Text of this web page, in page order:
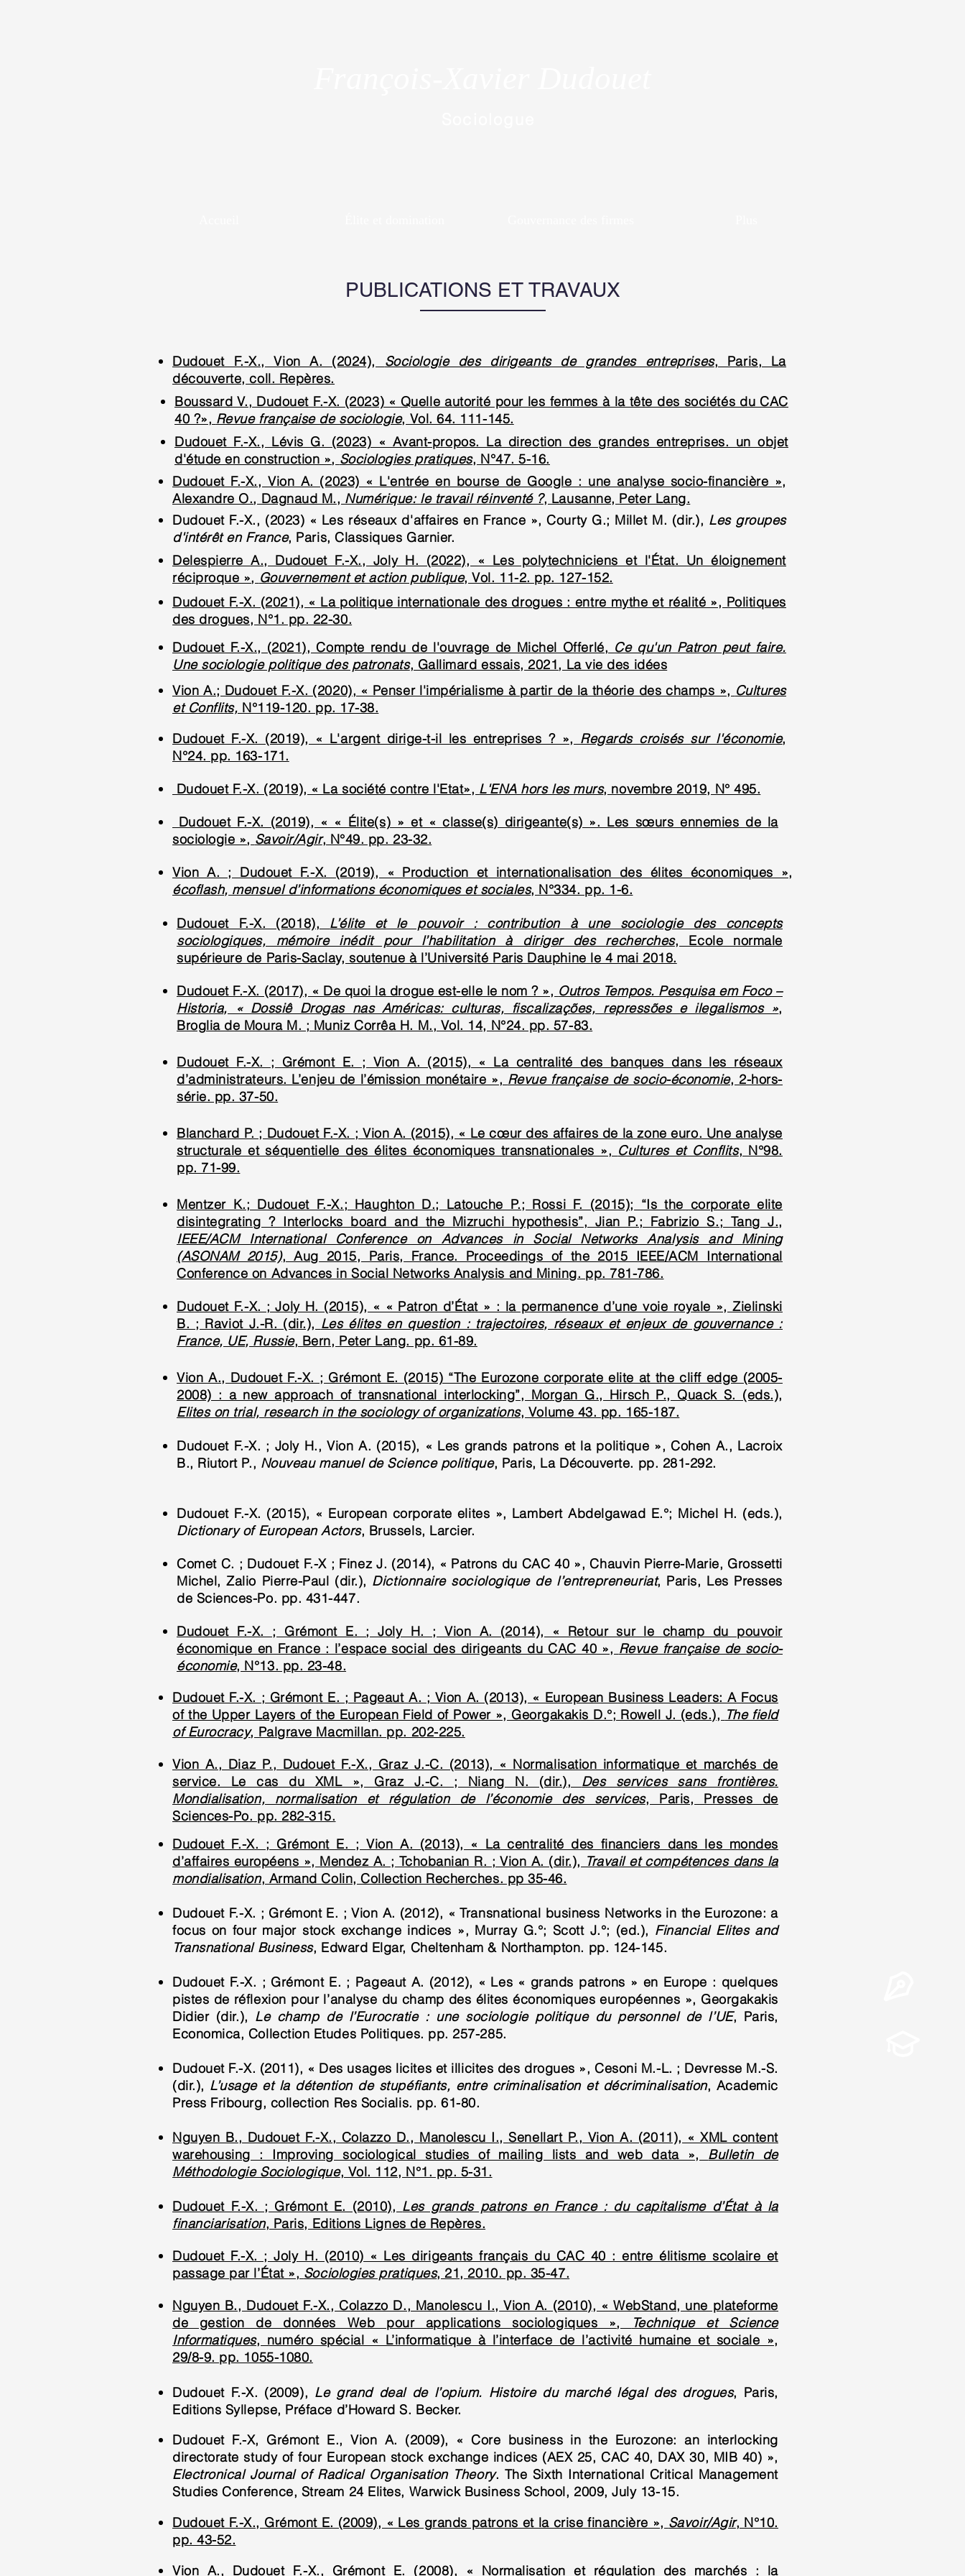
PUBLICATIONS ET TRAVAUX
Dudouet F.-X., Vion A. (2024), Sociologie des dirigeants de grandes entreprises, Paris, La
découverte, coll. Repères.
Boussard V., Dudouet F.-X. (2023) « Quelle autorité pour les femmes à la tête des sociétés du CAC
40 ?», Revue française de sociologie, Vol. 64. 111-145.
Dudouet F.-X., Lévis G. (2023) « Avant-propos. La direction des grandes entreprises. un objet
d'étude en construction », Sociologies pratiques, N°47. 5-16.
Dudouet F.-X., Vion A. (2023) « L'entrée en bourse de Google : une analyse socio-financière »,
Alexandre O., Dagnaud M., Numérique: le travail réinventé ?, Lausanne, Peter Lang.
Dudouet F.-X., (2023) « Les réseaux d'affaires en France », Courty G.; Millet M. (dir.), Les groupes
d'intérêt en France, Paris, Classiques Garnier.
Delespierre A., Dudouet F.-X., Joly H. (2022), « Les polytechniciens et l'État. Un éloignement
réciproque », Gouvernement et action publique, Vol. 11-2. pp. 127-152.
Dudouet F.-X. (2021), « La politique internationale des drogues : entre mythe et réalité », Politiques
des drogues, N°1. pp. 22-30.
Dudouet F.-X., (2021), Compte rendu de l'ouvrage de Michel Offerlé, Ce qu'un Patron peut faire.
Une sociologie politique des patronats, Gallimard essais, 2021, La vie des idées
Vion A.; Dudouet F.-X. (2020), « Penser l'impérialisme à partir de la théorie des champs », Cultures
et Conflits, N°119-120. pp. 17-38.
Dudouet F.-X. (2019), « L'argent dirige-t-il les entreprises ? », Regards croisés sur l'économie,
N°24. pp. 163-171.
Dudouet F.-X. (2019), « La société contre l'Etat», L'ENA hors les murs, novembre 2019, N° 495.
Dudouet F.-X. (2019), « « Élite(s) » et « classe(s) dirigeante(s) ». Les sœurs ennemies de la
sociologie », Savoir/Agir, N°49. pp. 23-32.
Vion A. ; Dudouet F.-X. (2019), « Production et internationalisation des élites économiques »,
écoflash, mensuel d’informations économiques et sociales, N°334. pp. 1-6.
Dudouet F.-X. (2018), L’élite et le pouvoir : contribution à une sociologie des concepts
sociologiques, mémoire inédit pour l’habilitation à diriger des recherches, Ecole normale
supérieure de Paris-Saclay, soutenue à l’Université Paris Dauphine le 4 mai 2018.
Dudouet F.-X. (2017), « De quoi la drogue est-elle le nom ? », Outros Tempos. Pesquisa em Foco –
Historia, « Dossiê Drogas nas Américas: culturas, fiscalizações, repressões e ilegalismos »,
Broglia de Moura M. ; Muniz Corrêa H. M., Vol. 14, N°24. pp. 57-83.
Dudouet F.-X. ; Grémont E. ; Vion A. (2015), « La centralité des banques dans les réseaux
d’administrateurs. L’enjeu de l’émission monétaire », Revue française de socio-économie, 2-hors-
série. pp. 37-50.
Blanchard P. ; Dudouet F.-X. ; Vion A. (2015), « Le cœur des affaires de la zone euro. Une analyse
structurale et séquentielle des élites économiques transnationales », Cultures et Conflits, N°98.
pp. 71-99.
Mentzer K.; Dudouet F.-X.; Haughton D.; Latouche P.; Rossi F. (2015); “Is the corporate elite
disintegrating ? Interlocks board and the Mizruchi hypothesis”, Jian P.; Fabrizio S.; Tang J.,
IEEE/ACM International Conference on Advances in Social Networks Analysis and Mining
(ASONAM 2015), Aug 2015, Paris, France. Proceedings of the 2015 IEEE/ACM International
Conference on Advances in Social Networks Analysis and Mining. pp. 781-786.
Dudouet F.-X. ; Joly H. (2015), « « Patron d’État » : la permanence d’une voie royale », Zielinski
B. ; Raviot J.-R. (dir.), Les élites en question : trajectoires, réseaux et enjeux de gouvernance :
France, UE, Russie, Bern, Peter Lang. pp. 61-89.
Vion A., Dudouet F.-X. ; Grémont E. (2015) “The Eurozone corporate elite at the cliff edge (2005-
2008) : a new approach of transnational interlocking”, Morgan G., Hirsch P., Quack S. (eds.),
Elites on trial, research in the sociology of organizations, Volume 43. pp. 165-187.
Dudouet F.-X. ; Joly H., Vion A. (2015), « Les grands patrons et la politique », Cohen A., Lacroix
B., Riutort P., Nouveau manuel de Science politique, Paris, La Découverte. pp. 281-292.
Dudouet F.-X. (2015), « European corporate elites », Lambert Abdelgawad E.°; Michel H. (eds.),
Dictionary of European Actors, Brussels, Larcier.
Comet C. ; Dudouet F.-X ; Finez J. (2014), « Patrons du CAC 40 », Chauvin Pierre-Marie, Grossetti
Michel, Zalio Pierre-Paul (dir.), Dictionnaire sociologique de l’entrepreneuriat, Paris, Les Presses
de Sciences-Po. pp. 431-447.
Dudouet F.-X. ; Grémont E. ; Joly H. ; Vion A. (2014), « Retour sur le champ du pouvoir
économique en France : l’espace social des dirigeants du CAC 40 », Revue française de socio-
économie, N°13. pp. 23-48.
Dudouet F.-X. ; Grémont E. ; Pageaut A. ; Vion A. (2013), « European Business Leaders: A Focus
of the Upper Layers of the European Field of Power », Georgakakis D.°; Rowell J. (eds.), The field
of Eurocracy, Palgrave Macmillan. pp. 202-225.
Vion A., Diaz P., Dudouet F.-X., Graz J.-C. (2013), « Normalisation informatique et marchés de
service. Le cas du XML », Graz J.-C. ; Niang N. (dir.), Des services sans frontières.
Mondialisation, normalisation et régulation de l’économie des services, Paris, Presses de
Sciences-Po. pp. 282-315.
Dudouet F.-X. ; Grémont E. ; Vion A. (2013), « La centralité des financiers dans les mondes
d’affaires européens », Mendez A. ; Tchobanian R. ; Vion A. (dir.), Travail et compétences dans la
mondialisation, Armand Colin, Collection Recherches. pp 35-46.
Dudouet F.-X. ; Grémont E. ; Vion A. (2012), « Transnational business Networks in the Eurozone: a
focus on four major stock exchange indices », Murray G.°; Scott J.°; (ed.), Financial Elites and
Transnational Business, Edward Elgar, Cheltenham & Northampton. pp. 124-145.
Dudouet F.-X. ; Grémont E. ; Pageaut A. (2012), « Les « grands patrons » en Europe : quelques
pistes de réflexion pour l’analyse du champ des élites économiques européennes », Georgakakis
Didier (dir.), Le champ de l’Eurocratie : une sociologie politique du personnel de l’UE, Paris,
Economica, Collection Etudes Politiques. pp. 257-285.
Dudouet F.-X. (2011), « Des usages licites et illicites des drogues », Cesoni M.-L. ; Devresse M.-S.
(dir.), L’usage et la détention de stupéfiants, entre criminalisation et décriminalisation, Academic
Press Fribourg, collection Res Socialis. pp. 61-80.
Nguyen B., Dudouet F.-X., Colazzo D., Manolescu I., Senellart P., Vion A. (2011), « XML content
warehousing : Improving sociological studies of mailing lists and web data », Bulletin de
Méthodologie Sociologique, Vol. 112, N°1. pp. 5-31.
Dudouet F.-X. ; Grémont E. (2010), Les grands patrons en France : du capitalisme d’État à la
financiarisation, Paris, Editions Lignes de Repères.
Dudouet F.-X. ; Joly H. (2010) « Les dirigeants français du CAC 40 : entre élitisme scolaire et
passage par l’État », Sociologies pratiques, 21, 2010. pp. 35-47.
Nguyen B., Dudouet F.-X., Colazzo D., Manolescu I., Vion A. (2010), « WebStand, une plateforme
de gestion de données Web pour applications sociologiques »,
Technique et Science
Informatiques, numéro spécial « L’informatique à l’interface de l’activité humaine et sociale »,
29/8-9. pp. 1055-1080.
Dudouet F.-X. (2009), Le grand deal de l’opium. Histoire du marché légal des drogues, Paris,
Editions Syllepse, Préface d’Howard S. Becker.
Dudouet F.-X, Grémont E., Vion A. (2009), « Core business in the Eurozone: an interlocking
directorate study of four European stock exchange indices (AEX 25, CAC 40, DAX 30, MIB 40) »,
Electronical Journal of Radical Organisation Theory. The Sixth International Critical Management
Studies Conference, Stream 24 Elites, Warwick Business School, 2009, July 13-15.
Dudouet F.-X., Grémont E. (2009), « Les grands patrons et la crise financière », Savoir/Agir, N°10.
pp. 43-52.
Vion A., Dudouet F.-X., Grémont E. (2008), « Normalisation et régulation des marchés : la